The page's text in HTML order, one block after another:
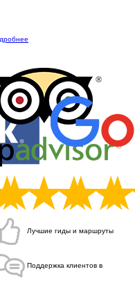
Лучшие гиды и маршруты
Поддержка клиентов в